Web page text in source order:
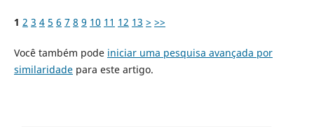
1 2 3 4 5 6 7 8 9 10 11 12 13 > >>
Você também pode iniciar uma pesquisa avançada por
similaridadepara este artigo.